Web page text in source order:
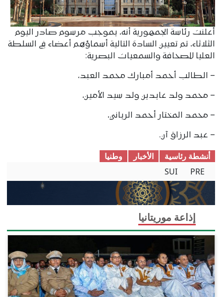
أعلنت رئاسة الجمهورية أنه، بموجب مرسوم صادر اليوم
الثلاثاء، تم تعيين السادة التالية أسماؤهم أعضاء في السلطة
العليا للصحافة والسمعيات البصرية:
– الطالب أحمد أمبارك محمد العبد،
– محمد ولد عابدين ولد سيد الأمين،
– محمد المختار أحمد الرباني،
– عبد الرزاق آن.
أنشطة رئاسية الأخبار
وطنیا
PRE
SUI
إذاعة موريتانيا